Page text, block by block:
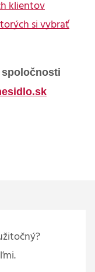
klientov
si vybrať